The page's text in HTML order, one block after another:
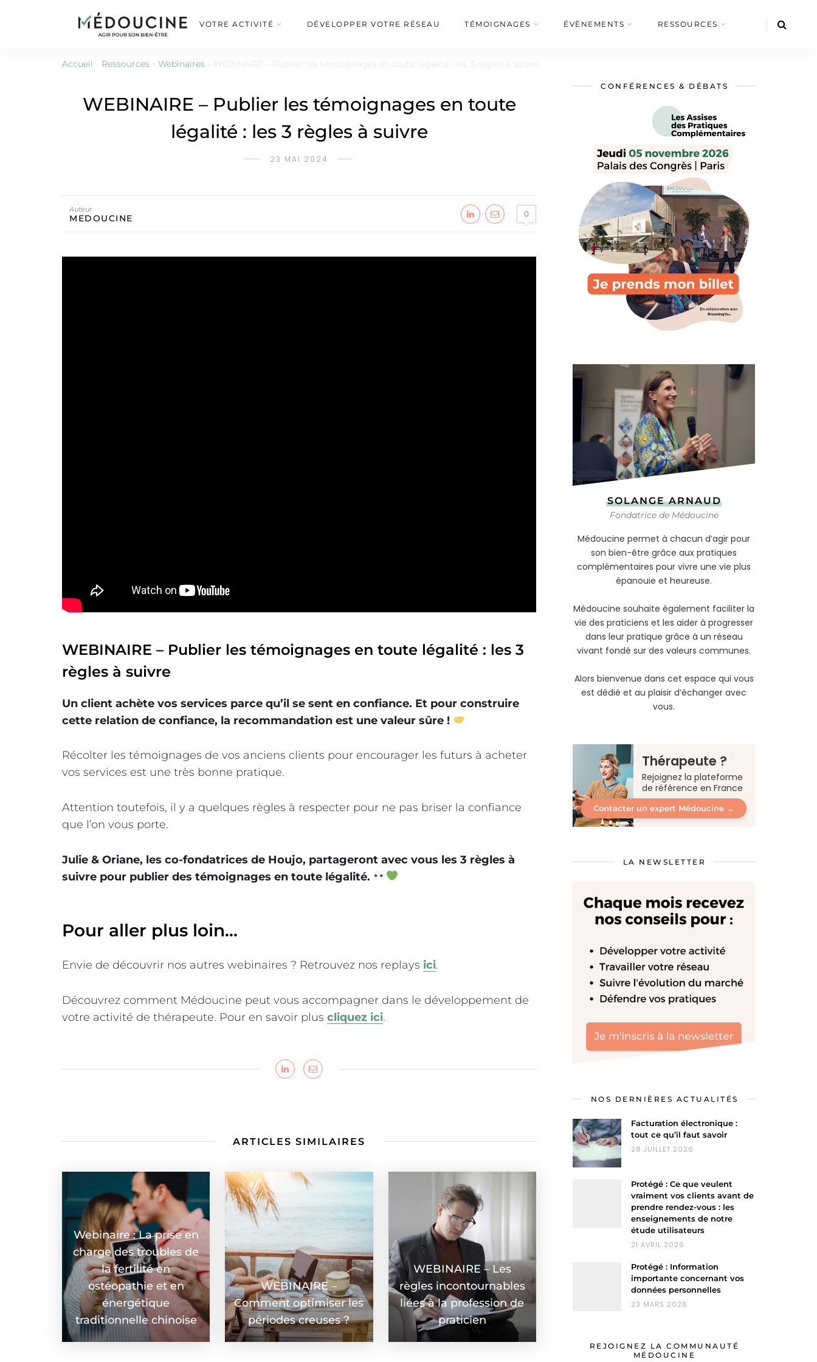
VOTRE ACTIVITÉ DÉVELOPPER VOTRE RÉSEAU TÉMOIGNAGES ÉVÈNEMENTS RESSOURCES
Accueil » Ressources » Webinaires » WEBINAIRE – Publier les témoignages en toute légalité : les 3 règles à suivre
WEBINAIRE – Publier les témoignages en toute
légalité : les 3 règles à suivre
23 MAI 2024
Auteur
MEDOUCINE 0
WEBINAIRE – Publier les témoignages en toute légalité : les 3
règles à suivre
Un client achète vos services parce qu’il se sent en confiance. Et pour construire
cette relation de confiance, la recommandation est une valeur sûre !
Récolter les témoignages de vos anciens clients pour encourager les futurs à acheter
vos services est une très bonne pratique.
Attention toutefois, il y a quelques règles à respecter pour ne pas briser la confiance
que l’on vous porte.
Julie & Oriane, les co-fondatrices de Houjo, partageront avec vous les 3 règles à
suivre pour publier des témoignages en toute légalité.
Pour aller plus loin…
Envie de découvrir nos autres webinaires ? Retrouvez nos replays ici.
Découvrez comment Médoucine peut vous accompagner dans le développement de
votre activité de thérapeute. Pour en savoir plus cliquez ici.
ARTICLES SIMILAIRES
Webinaire : La prise en
charge des troubles de
la fertilité en
ostéopathie et en
énergétique
traditionnelle chinoise
WEBINAIRE –
Comment optimiser les
périodes creuses ?
WEBINAIRE – Les
règles incontournables
liées à la profession de
praticien
CONFÉRENCES & DÉBATS
SOLANGE ARNAUD
Fondatrice de Médoucine
Médoucine permet à chacun d’agir pour
son bien-être grâce aux pratiques
complémentaires pour vivre une vie plus
épanouie et heureuse.
Médoucine souhaite également faciliter la
vie des praticiens et les aider à progresser
dans leur pratique grâce à un réseau
vivant fondé sur des valeurs communes.
Alors bienvenue dans cet espace qui vous
est dédié et au plaisir d’échanger avec
vous.
Thérapeute ?
Rejoignez la plateforme
de référence en France
Contacter un expert Médoucine →
LA NEWSLETTER
NOS DERNIÈRES ACTUALITÉS
Facturation électronique :
tout ce qu’il faut savoir
28 JUILLET 2026
Protégé : Ce que veulent
vraiment vos clients avant de
prendre rendez-vous : les
enseignements de notre
étude utilisateurs
21 AVRIL 2026
Protégé : Information
importante concernant vos
données personnelles
23 MARS 2026
REJOIGNEZ LA COMMUNAUTÉ
MÉDOUCINE